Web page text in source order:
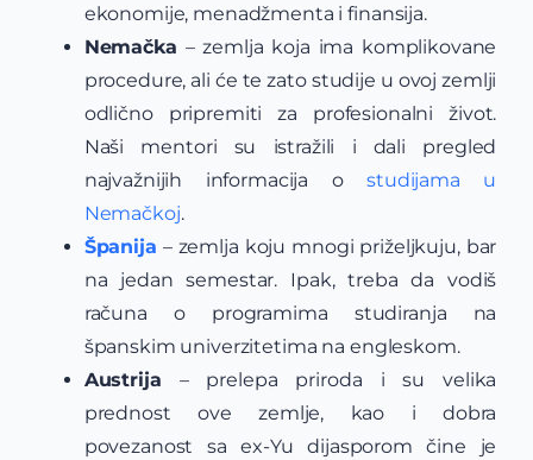
ekonomije, menadžmenta i finansija.
Nemačka – zemlja koja ima komplikovane
procedure, ali će te zato studije u ovoj zemlji
odlično pripremiti za profesionalni život.
Naši mentori su istražili i dali pregled
najvažnijih informacija ostudijama u
Nemačkoj.
Španija – zemlja koju mnogi priželjkuju, bar
na jedan semestar. Ipak, treba da vodiš
računa o programima studiranja na
španskim univerzitetima na engleskom.
Austrija – prelepa priroda i su velika
prednost ove zemlje, kao i dobra
povezanost sa ex-Yu dijasporom čine je